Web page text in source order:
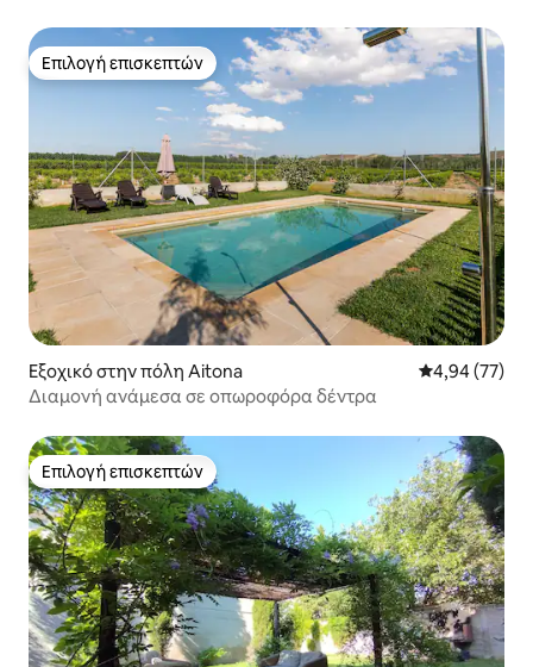
Επιλογή επισκεπτών
Επιλογή επισκεπτών
Εξοχικό στην πόλη Aitona Μέση
4,94 (77)
Διαμονή ανάμεσα σε οπωροφόρα δέντρα
Επιλογή επισκεπτών
Επιλογή επισκεπτών